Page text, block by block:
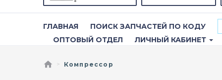
ГЛАВНАЯ ПОИСК ЗАПЧАСТЕЙ ПО КОДУ
ОПТОВЫЙ ОТДЕЛ
ЛИЧНЫЙ КАБИНЕТ
Компрессор